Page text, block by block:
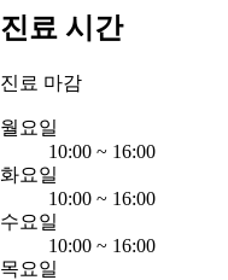
진료 시간
진료 마감
월요일
10:00 ~ 16:00
화요일
10:00 ~ 16:00
수요일
10:00 ~ 16:00
목요일